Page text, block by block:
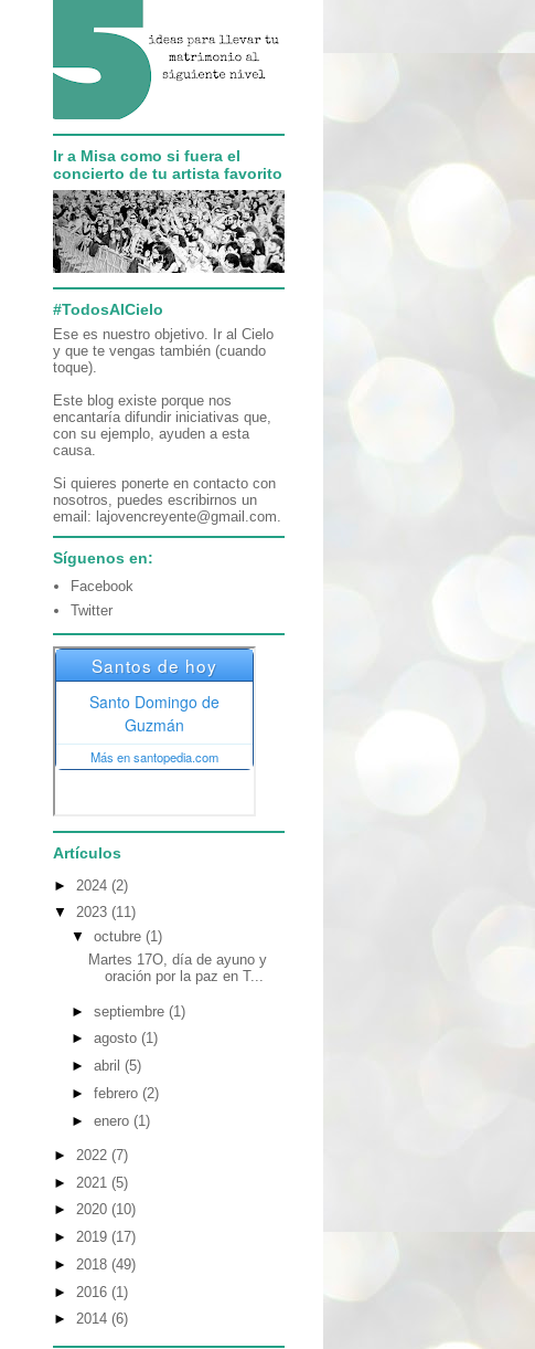
Ir a Misa como si fuera el
concierto de tu artista favorito
#TodosAlCielo
Ese es nuestro objetivo. Ir al Cielo
y que te vengas también (cuando
toque).
Este blog existe porque nos
encantaría difundir iniciativas que,
con su ejemplo, ayuden a esta
causa.
Si quieres ponerte en contacto con
nosotros, puedes escribirnos un
email: lajovencreyente@gmail.com.
Síguenos en:
Facebook
Twitter
Artículos
► 2024 (2)
▼ 2023 (11)
▼ octubre (1)
Martes 17O, día de ayuno y
oración por la paz en T...
► septiembre (1)
► agosto (1)
► abril (5)
► febrero (2)
► enero (1)
► 2022 (7)
► 2021 (5)
► 2020 (10)
► 2019 (17)
► 2018 (49)
► 2016 (1)
► 2014 (6)